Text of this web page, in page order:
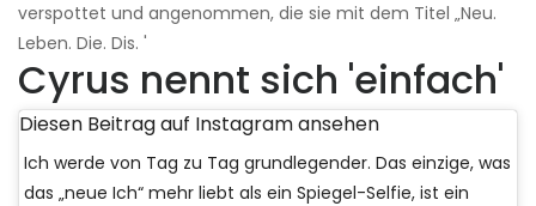
verspottet und angenommen, die sie mit dem Titel „Neu.
Leben. Die. Dis. '
Cyrus nennt sich 'einfach'
Diesen Beitrag auf Instagram ansehen
Ich werde von Tag zu Tag grundlegender. Das einzige, was
das „neue Ich“ mehr liebt als ein Spiegel-Selfie, ist ein